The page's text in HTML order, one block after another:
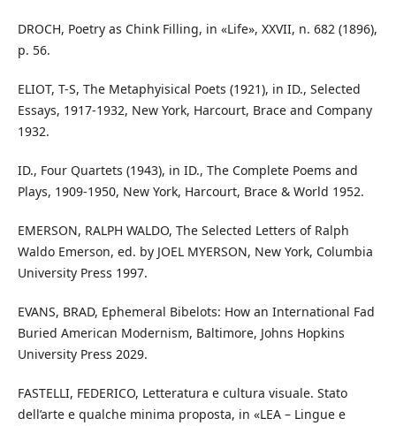
DROCH, Poetry as Chink Filling, in «Life», XXVII, n. 682 (1896),
p. 56.
ELIOT, T-S, The Metaphyisical Poets (1921), in ID., Selected
Essays, 1917-1932, New York, Harcourt, Brace and Company
1932.
ID., Four Quartets (1943), in ID., The Complete Poems and
Plays, 1909-1950, New York, Harcourt, Brace & World 1952.
EMERSON, RALPH WALDO, The Selected Letters of Ralph
Waldo Emerson, ed. by JOEL MYERSON, New York, Columbia
University Press 1997.
EVANS, BRAD, Ephemeral Bibelots: How an International Fad
Buried American Modernism, Baltimore, Johns Hopkins
University Press 2029.
FASTELLI, FEDERICO, Letteratura e cultura visuale. Stato
dell’arte e qualche minima proposta, in «LEA – Lingue e